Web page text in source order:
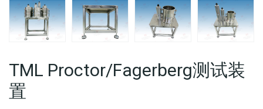
TML Proctor/Fagerberg测试装
置